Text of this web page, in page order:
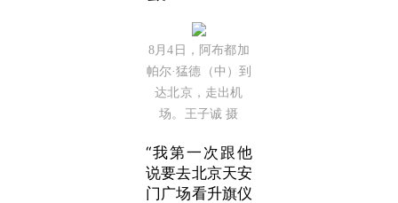
8月4日，阿布都加
帕尔·猛德（中）到
达北京，走出机
场。王子诚 摄
“我第一次跟他
说要去北京天安
门广场看升旗仪